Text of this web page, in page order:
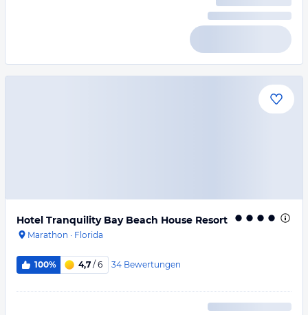
Hotel Tranquility Bay Beach House Resort
Marathon · Florida
100% 4,7 / 6 34 Bewertungen